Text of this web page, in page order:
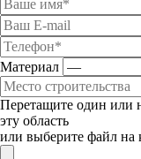
Материал
Перетащите один или
эту область
или выберите файл на